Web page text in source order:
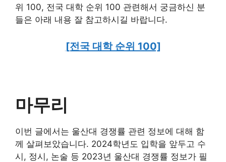
위 100, 전국 대학 순위 100 관련해서 궁금하신 분
들은 아래 내용 잘 참고하시길 바랍니다.
[전국 대학 순위 100]
마무리
이번 글에서는 울산대 경쟁률 관련 정보에 대해 함
께 살펴보았습니다. 2024학년도 입학을 앞두고 수
시, 정시, 논술 등 2023년 울산대 경쟁률 정보가 필